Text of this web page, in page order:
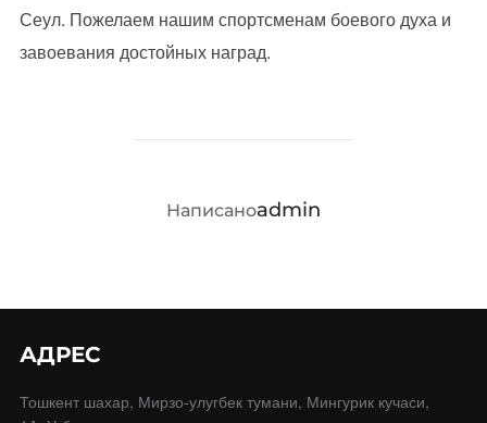
Сеул. Пожелаем нашим спортсменам боевого духа и
завоевания достойных наград.
АВТОР ЗАПИСИ
Написаноadmin
АДРЕС
Тошкент шахар, Мирзо-улугбек тумани, Мингурик кучаси,